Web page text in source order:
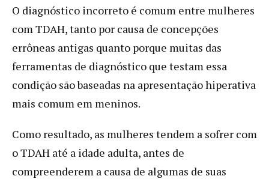
O diagnóstico incorreto é comum entre mulheres
com TDAH, tanto por causa de concepções
errôneas antigas quanto porque muitas das
ferramentas de diagnóstico que testam essa
condição são baseadas na apresentação hiperativa
mais comum em meninos.
Como resultado, as mulheres tendem a sofrer com
o TDAH até a idade adulta, antes de
compreenderem a causa de algumas de suas